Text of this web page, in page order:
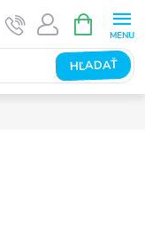
HĽADAŤ
KOŠÍK